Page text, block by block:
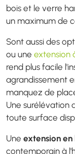
bois et le verre
un maximum de
Sont aussi des
ou une extension
rend plus facile
agrandissement
manquez de
Une surélévation
toute surface
Une extension
contemporain à